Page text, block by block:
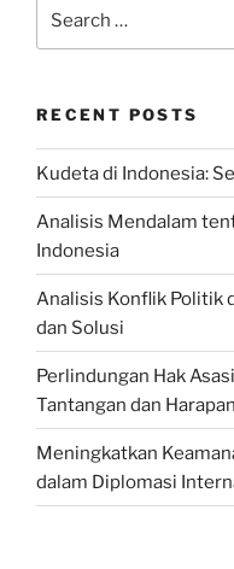
RECENT POSTS
Kudeta di Indonesia:
Analisis Mendalam
Indonesia
Analisis Konflik Politik
dan Solusi
Perlindungan Hak
Tantangan dan Harapan
Meningkatkan
dalam Diplomasi